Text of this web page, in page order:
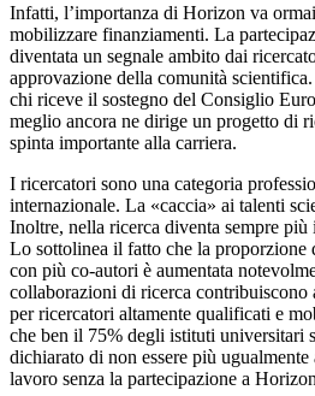
Infatti, l’importanza di Horizon va
mobilizzare finanziamenti. La
diventata un segnale ambito dai
approvazione della comunità
chi riceve il sostegno del Consiglio
meglio ancora ne dirige un progetto di
spinta importante alla carriera.
I ricercatori sono una categoria
internazionale. La «caccia» ai talenti
Inoltre, nella ricerca diventa sempre più
Lo sottolinea il fatto che la
con più co-autori è aumentata
collaborazioni di ricerca contribuiscono
per ricercatori altamente qualificati e
che ben il 75% degli istituti universitari
dichiarato di non essere più ugualmente
lavoro senza la partecipazione a